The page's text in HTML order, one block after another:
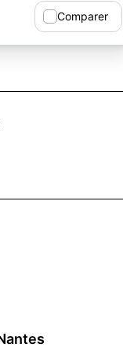
Comparer